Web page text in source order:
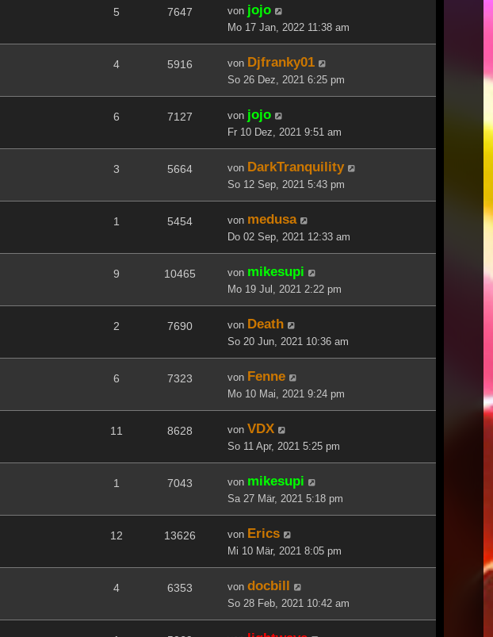
5 7647 von jojo
Mo 17 Jan, 2022 11:38 am
4 5916 von Djfranky01
So 26 Dez, 2021 6:25 pm
6 7127 von jojo
Fr 10 Dez, 2021 9:51 am
3 5664 von DarkTranquility
So 12 Sep, 2021 5:43 pm
1 5454 von medusa
Do 02 Sep, 2021 12:33 am
9 10465 von mikesupi
Mo 19 Jul, 2021 2:22 pm
2 7690 von Death
So 20 Jun, 2021 10:36 am
6 7323 von Fenne
Mo 10 Mai, 2021 9:24 pm
11 8628 von VDX
So 11 Apr, 2021 5:25 pm
1 7043 von mikesupi
Sa 27 Mär, 2021 5:18 pm
12 13626 von Erics
Mi 10 Mär, 2021 8:05 pm
4 6353 von docbill
So 28 Feb, 2021 10:42 am